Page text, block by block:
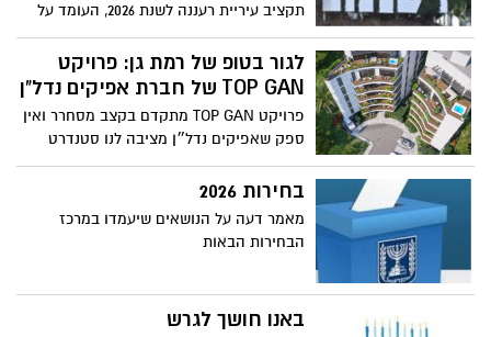
בהוזלת מחירים, הרפתנים מזהירים: מאחורי
רפתות והפקרת החלב למדינות עוינות. בכיר
בענף: "זהו גזר דין מוות להתיישבות. במקום
שבו לא תהיה חקלאות לא יהיה גבול״.
תקציב עיריית רעננה לשנת 2026, העומד על
סך 1.173 מיליארד ₪
לגור בטופ של רמת גן: פרויקט
TOP GAN של חברת אפיקים נדל"ן
פרויקט TOP GAN מתקדם בקצב מסחרר ואין
ספק שאפיקים נדל״ן מציבה לנו סטנדרט
גבוה של התחדשות ברמת גן
בחירות 2026
מאמר דעה על הנושאים שיעמדו במרכז
הבחירות הבאות
באנו חושך לגרש